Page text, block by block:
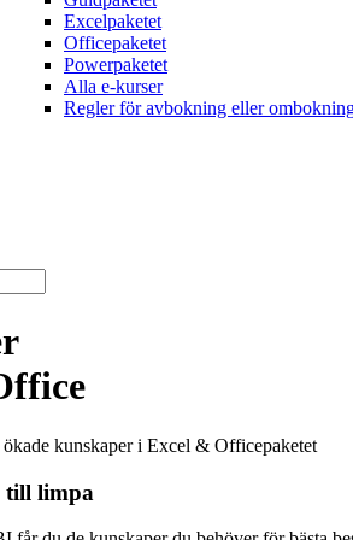
Excelpaketet
Officepaketet
Powerpaketet
Alla e-kurser
Regler för avbokning eller
kunskaper i Excel & Officepaketet
till limpa